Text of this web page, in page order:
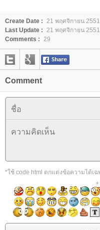
Create Date : 21 พฤศจิกายน 2551
Last Update : 21 พฤศจิกายน
Comments : 29
Comment
*ใช้ code html ตกแต่งข้อความได้เ
+